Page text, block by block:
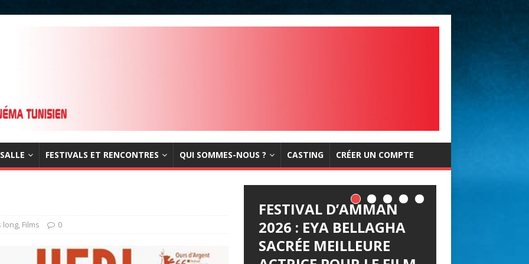
FESTIVALS ET RENCONTRES QUI SOMMES-NOUS ? CASTING CRÉER UN COMPTE
long, Films 0
FESTIVAL D’AMMAN
2026 : EYA BELLAGHA
SACRÉE MEILLEURE